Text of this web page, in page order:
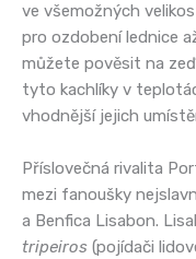
ve všemožných
pro ozdobení lednice
můžete pověsit na
tyto kachlíky v
vhodnější jejich
Příslovečná rivalita
mezi fanoušky
a Benfica Lisabon.
tripeiros (pojídači